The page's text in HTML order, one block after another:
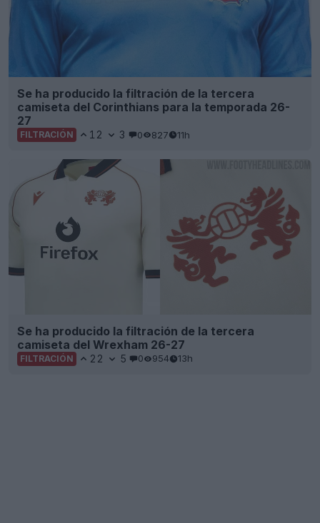
Se ha producido la filtración de la tercera
camiseta del Corinthians para la temporada 26-
27
FILTRACIÓN 12 3 0 827 11h
Se ha producido la filtración de la tercera
camiseta del Wrexham 26-27
FILTRACIÓN 22 5 0 954 13h